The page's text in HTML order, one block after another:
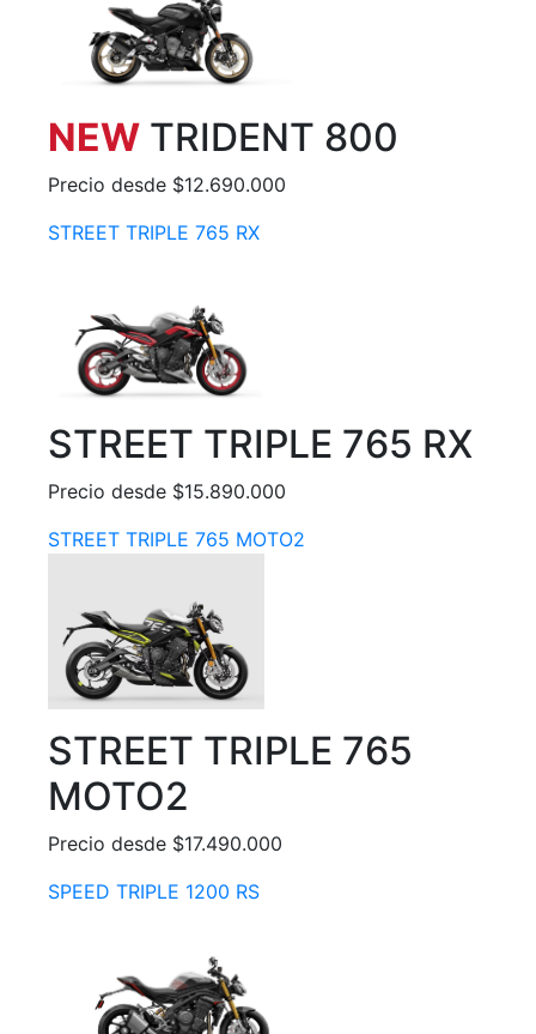
NEW TRIDENT 800
Precio desde $12.690.000
STREET TRIPLE 765 RX
STREET TRIPLE 765 RX
Precio desde $15.890.000
STREET TRIPLE 765 MOTO2
STREET TRIPLE 765
MOTO2
Precio desde $17.490.000
SPEED TRIPLE 1200 RS